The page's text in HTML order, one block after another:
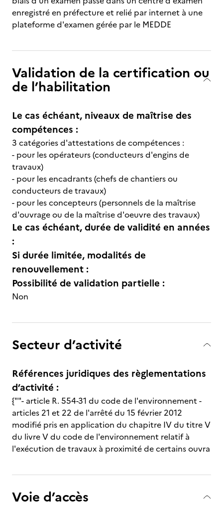
enregistré en préfecture et relié par internet à une
plateforme d'examen gérée par le MEDDE
Validation de la certification ou
de l’habilitation
Le cas échéant, niveaux de maîtrise des
compétences :
3 catégories d'attestations de compétences :
- pour les opérateurs (conducteurs d'engins de
travaux)
- pour les encadrants (chefs de chantiers ou
conducteurs de travaux)
- pour les concepteurs (personnels de la maîtrise
d'ouvrage ou de la maîtrise d'oeuvre des travaux)
Le cas échéant, durée de validité en années
:
Si durée limitée, modalités de
renouvellement :
Possibilité de validation partielle :
Non
Secteur d’activité
Références juridiques des règlementations
d’activité :
{""- article R. 554-31 du code de l'environnement -
articles 21 et 22 de l'arrêté du 15 février 2012
modifié pris en application du chapitre IV du titre V
du livre V du code de l'environnement relatif à
l'exécution de travaux à proximité de certains ouvra
Voie d’accès